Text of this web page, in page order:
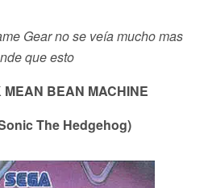
Gear no se veía mucho mas
que esto
MEAN BEAN MACHINE
The Hedgehog)